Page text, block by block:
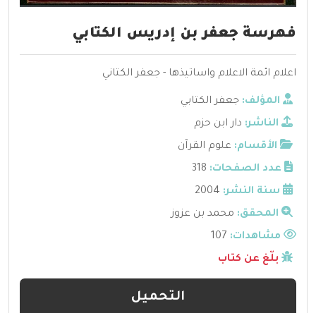
فهرسة جعفر بن إدريس الكتابي
اعلام ائمة الاعلام واساتيذها - جعفر الكتاني
المؤلف: جعفر الكتابي
الناشر: دار ابن حزم
الأقسام: علوم القرآن
عدد الصفحات: 318
سنة النشر: 2004
المحقق: محمد بن عزوز
مشاهدات:
بلّغ عن كتاب
التحميل